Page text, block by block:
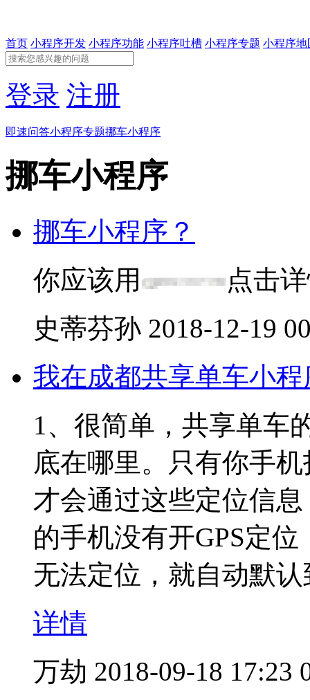
首页 小程序开发 小程序功能 小程序吐槽 小程序专题 小程序地
登录 注册
即速问答小程序专题挪车小程序
挪车小程序
挪车小程序？
你应该用
点击
史蒂芬孙 2018-12-19
我在成都共享单车小
1、很简单，共享单车
底在哪里。只有你手
才会通过这些定位信
的手机没有开GPS定
无法定位，就自动默
详情
万劫 2018-09-18 17:23